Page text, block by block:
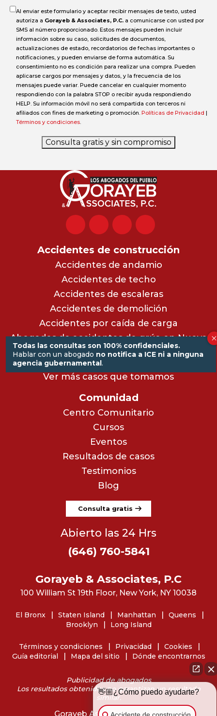
Al enviar este formulario y aceptar recibir mensajes de texto, usted
autoriza a Gorayeb & Associates, P.C. a comunicarse con usted por
SMS al número proporcionado. Estos mensajes pueden incluir
información sobre su caso, solicitudes de documentos,
actualizaciones de estado, recordatorios de fechas importantes o
notificaciones, y pueden enviarse de forma automática. Su
consentimiento no es condición para realizar una compra. Pueden
aplicarse cargos por mensajes y datos, y la frecuencia de los
mensajes puede variar. Puede cancelar en cualquier momento
respondiendo con la palabra STOP o recibir ayuda respondiendo
HELP. Su información móvil no será compartida con terceros ni
afiliados con fines de marketing o promoción. Políticas de Privacidad |
Términos y condiciones
Consulta gratis y sin compromiso
Accidentes de construcción
Accidentes de andamio
Accidentes de techo
Accidentes de escaleras
Accidentes de demolición
Accidentes por caída de carga
Abogados de accidentes de grúa en Nueva
York
Accidentes de sierra eléctrica
Ver más casos que tomamos
Comunidad
Centro Comunitario
Cursos
Eventos
Resultados de casos
Testimonios
Blog
Consulta gratis
Abierto las 24 Hrs
(646) 760-5841
Gorayeb & Associates, P.C
100 William St 19th Floor, New York, NY 10038
Publicidad de abogados
Los resultados obtenidos no garantizan un resultado
similar.
Gorayeb Associates © 2026
El Bronx Staten Island Manhattan
Queens
Brooklyn
Long Island
Términos y condiciones Privacidad
Cookies
Guía editorial
Mapa del sitio Dónde encontrarnos
Todas las consultas son 100% confidenciales.
Hablar con un abogado no notifica a ICE ni a ninguna
agencia gubernamental.
👋🏼¿Cómo puedo ayudarte?
Accidente de construcción